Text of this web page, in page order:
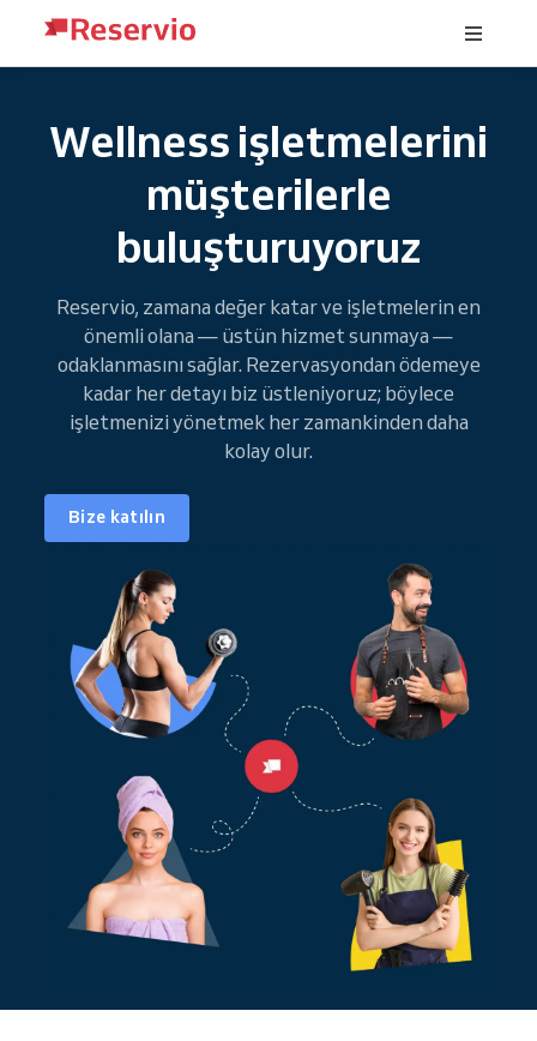
Wellness işletmelerini
müşterilerle
buluşturuyoruz
Reservio, zamana değer katar ve işletmelerin en
önemli olana — üstün hizmet sunmaya —
odaklanmasını sağlar. Rezervasyondan ödemeye
kadar her detayı biz üstleniyoruz; böylece
işletmenizi yönetmek her zamankinden daha
kolay olur.
Bize katılın